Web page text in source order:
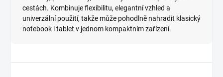
cestách. Kombinuje flexibilitu, elegantní vzhled a
univerzální použití, takže může pohodlně nahradit klasický
notebook i tablet v jednom kompaktním zařízení.